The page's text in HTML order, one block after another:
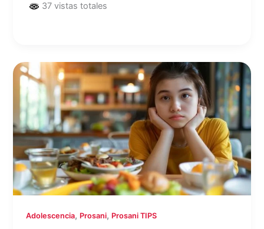
37 vistas totales
Adolescencia, Prosani, Prosani TIPS